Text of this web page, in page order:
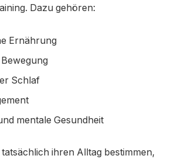
Dazu gehören:
Ernährung
Schlaf
mentale Gesundheit
tatsächlich ihren Alltag bestimmen,